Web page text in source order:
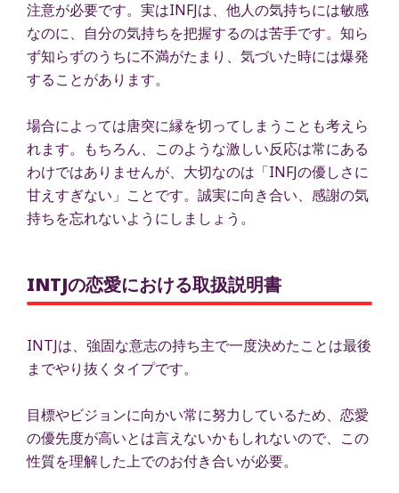
注意が必要です。実はINFJは、他人の気持ちには敏感
なのに、自分の気持ちを把握するのは苦手です。知ら
ず知らずのうちに不満がたまり、気づいた時には爆発
することがあります。
場合によっては唐突に縁を切ってしまうことも考えら
れます。もちろん、このような激しい反応は常にある
わけではありませんが、大切なのは「INFJの優しさに
甘えすぎない」ことです。誠実に向き合い、感謝の気
持ちを忘れないようにしましょう。
INTJの恋愛における取扱説明書
INTJは、強固な意志の持ち主で一度決めたことは最後
までやり抜くタイプです。
目標やビジョンに向かい常に努力しているため、恋愛
の優先度が高いとは言えないかもしれないので、この
性質を理解した上でのお付き合いが必要。